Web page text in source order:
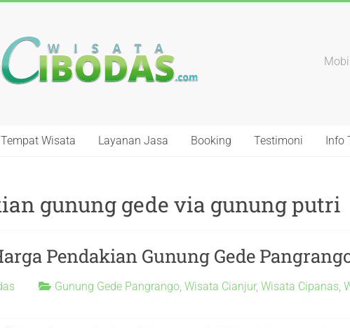
Tempat Wisata Layanan Jasa Booking Testimoni Info
gunung gede via gunung putri
Pendakian Gunung Gede
Gunung Gede Pangrango, Wisata Cianjur, Wisata Cipanas,